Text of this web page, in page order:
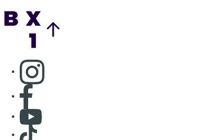
Consulter page Instagram
Consulter page Facebook
Consulter Youtube
Consulter TikTok